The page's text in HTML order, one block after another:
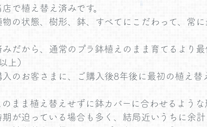
で植え替え済みです。
の状態、樹形、鉢、すべてにこだわって、常
だから、通常のプラ鉢植えのまま育てるより最
上）
のお客さまに、ご購入後8年後に最初の植え替
まま植え替えせずに鉢カバーに合わせるよう
が迫っている場合も多く、結局近いうちに余